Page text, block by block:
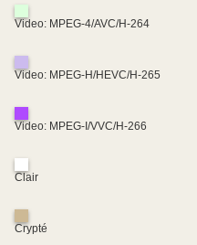
Video: MPEG-4/AVC/H-264
Video: MPEG-H/HEVC/H-265
Video: MPEG-I/VVC/H-266
Clair
Crypté